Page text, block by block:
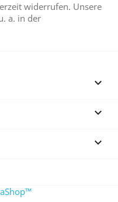
widerrufen. Unsere
a. in der


